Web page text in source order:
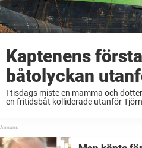
Kaptenens
båtolyckan
I tisdags miste en mamma och
en fritidsbåt kolliderade utanför